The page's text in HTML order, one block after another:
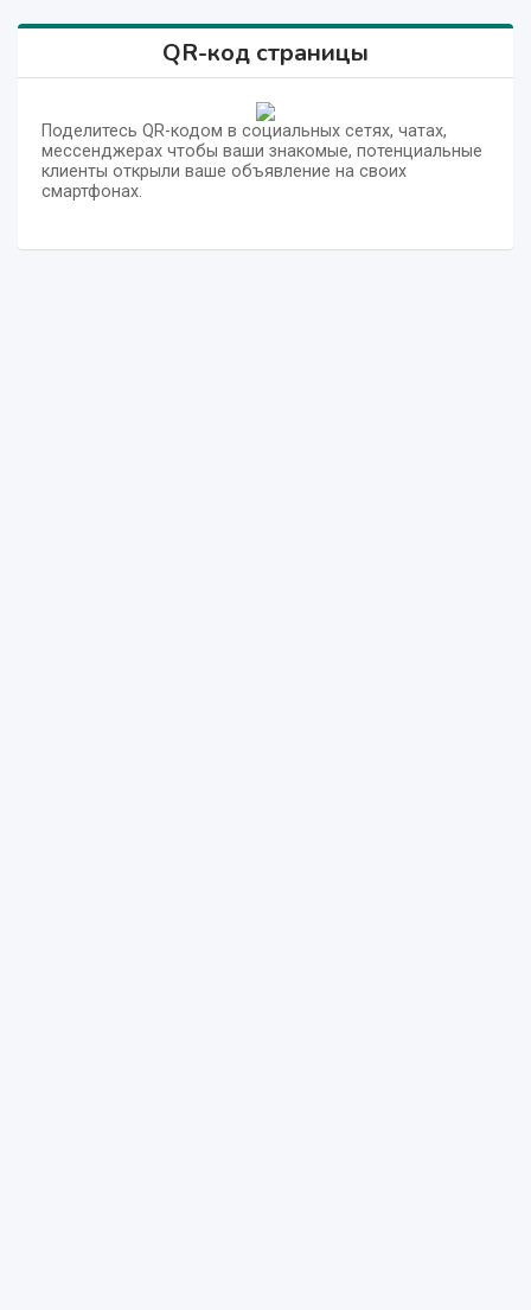
QR-код страницы
Поделитесь QR-кодом в социальных сетях, чатах,
мессенджерах чтобы ваши знакомые, потенциальные
клиенты открыли ваше объявление на своих
смартфонах.